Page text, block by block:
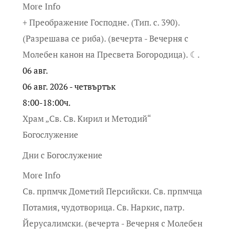
More Info
+ Преображение Господне. (Тип. с. 390).
(Разрешава се риба). (вечерта - Вечерня с
Молебен канон на Пресвета Богородица). ☾.
06авг.
06 авг. 2026 - четвъртък
8:00-18:00ч.
Храм „Св. Св. Кирил и Методий“
Богослужение
Дни с Богослужение
More Info
Св. прпмчк Дометий Персийски. Св. прпмчца
Потамия, чудотворица. Св. Наркис, патр.
Йерусалимски. (вечерта - Вечерня с Молебен